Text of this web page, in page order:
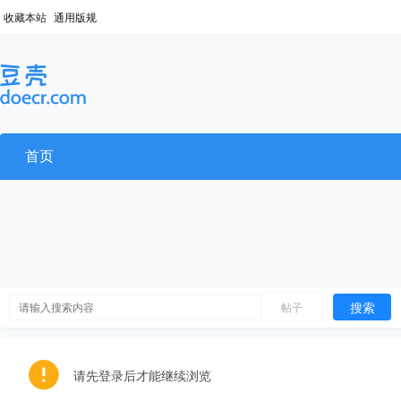
收藏本站 通用版规
首页
帖子 搜索
请先登录后才能继续浏览